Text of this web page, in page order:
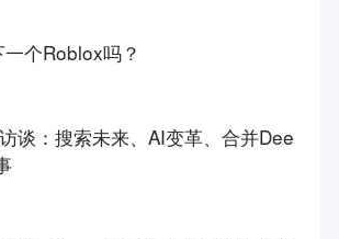
个Roblox吗？
谈：搜索未来、AI变革、合并Dee